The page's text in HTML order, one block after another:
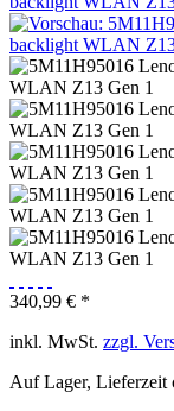
340,99 € *
inkl. MwSt. zzgl.
Auf Lager, Lieferzeit